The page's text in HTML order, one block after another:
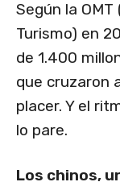
Según la
Turismo) en
de 1.400
que cruzaron
placer. Y el
lo pare.
Los chinos,